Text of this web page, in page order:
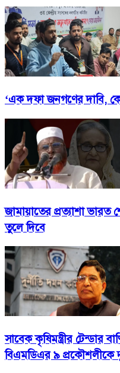
‘এক দফা জনগণের দাবি,
জামায়াতের প্রত্যাশা ভারত
তুলে দিবে
সাবেক কৃষিমন্ত্রীর টেন্ডার
বিএমডিএর ৯